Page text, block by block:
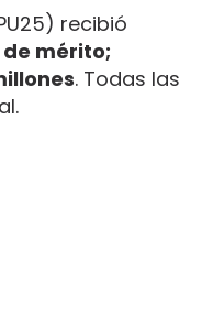
recibió
de mérito;
. Todas las